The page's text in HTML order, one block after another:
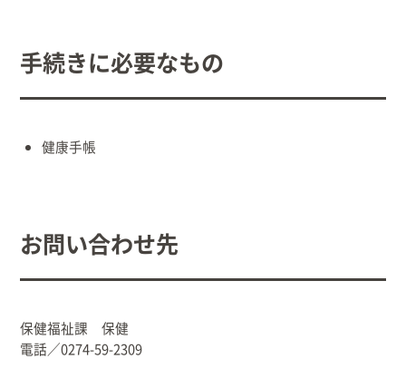
村役場窓口案内
手続きに必要なもの
健康手帳
お問い合わせ先
保健福祉課 保健
電話／0274-59-2309